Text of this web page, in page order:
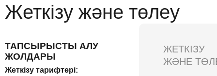
Жеткізу және төлеу
ЖЕТКІЗУ
ЖӘНЕ
ТАПСЫРЫСТЫ АЛУ
ЖОЛДАРЫ
Жеткізу тарифтері: